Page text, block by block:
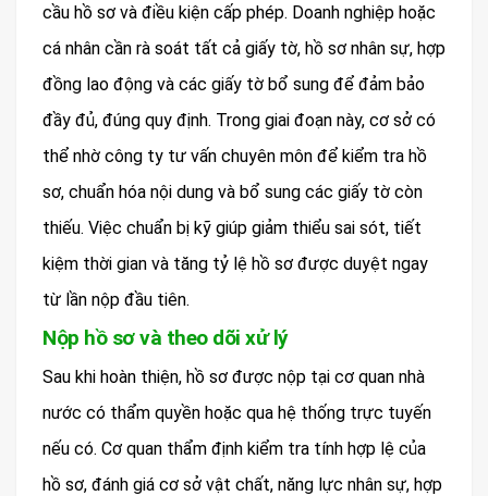
cầu hồ sơ và điều kiện cấp phép. Doanh nghiệp hoặc
cá nhân cần rà soát tất cả giấy tờ, hồ sơ nhân sự, hợp
đồng lao động và các giấy tờ bổ sung để đảm bảo
đầy đủ, đúng quy định. Trong giai đoạn này, cơ sở có
thể nhờ công ty tư vấn chuyên môn để kiểm tra hồ
sơ, chuẩn hóa nội dung và bổ sung các giấy tờ còn
thiếu. Việc chuẩn bị kỹ giúp giảm thiểu sai sót, tiết
kiệm thời gian và tăng tỷ lệ hồ sơ được duyệt ngay
từ lần nộp đầu tiên.
Nộp hồ sơ và theo dõi xử lý
Sau khi hoàn thiện, hồ sơ được nộp tại cơ quan nhà
nước có thẩm quyền hoặc qua hệ thống trực tuyến
nếu có. Cơ quan thẩm định kiểm tra tính hợp lệ của
hồ sơ, đánh giá cơ sở vật chất, năng lực nhân sự, hợp